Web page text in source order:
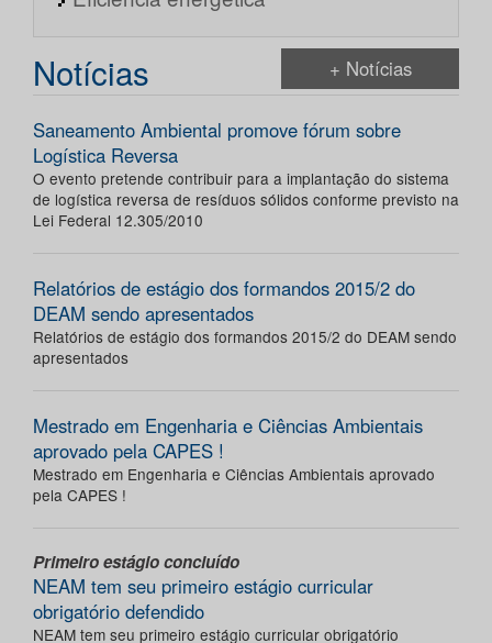
Notícias + Notícias
Saneamento Ambiental promove fórum sobre
Logística Reversa
O evento pretende contribuir para a implantação do sistema
de logística reversa de resíduos sólidos conforme previsto na
Lei Federal 12.305/2010
Relatórios de estágio dos formandos 2015/2 do
DEAM sendo apresentados
Relatórios de estágio dos formandos 2015/2 do DEAM sendo
apresentados
Mestrado em Engenharia e Ciências Ambientais
aprovado pela CAPES !
Mestrado em Engenharia e Ciências Ambientais aprovado
pela CAPES !
Primeiro estágio concluído
NEAM tem seu primeiro estágio curricular
obrigatório defendido
NEAM tem seu primeiro estágio curricular obrigatório